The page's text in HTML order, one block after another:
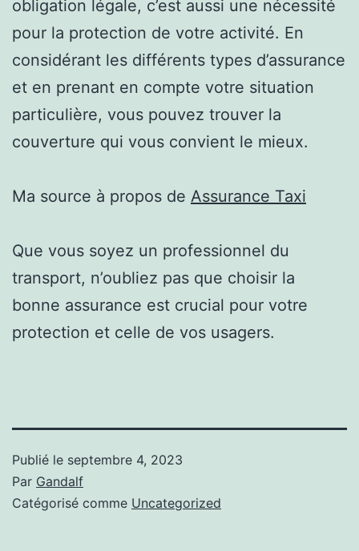
obligation légale, c’est aussi une nécessité
pour la protection de votre activité. En
considérant les différents types d’assurance
et en prenant en compte votre situation
particulière, vous pouvez trouver la
couverture qui vous convient le mieux.
Ma source à propos de Assurance Taxi
Que vous soyez un professionnel du
transport, n’oubliez pas que choisir la
bonne assurance est crucial pour votre
protection et celle de vos usagers.
Publié le septembre 4, 2023
Par Gandalf
Catégorisé comme Uncategorized